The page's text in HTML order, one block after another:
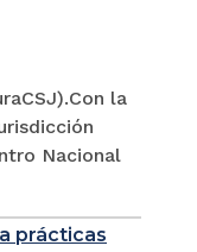
la
Nacional
prácticas